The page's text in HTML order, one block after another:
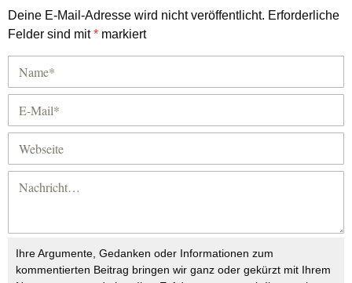
Deine E-Mail-Adresse wird nicht veröffentlicht. Erforderliche
Felder sind mit* markiert
Ihre Argumente, Gedanken oder Informationen zum
kommentierten Beitrag bringen wir ganz oder gekürzt mit Ihrem